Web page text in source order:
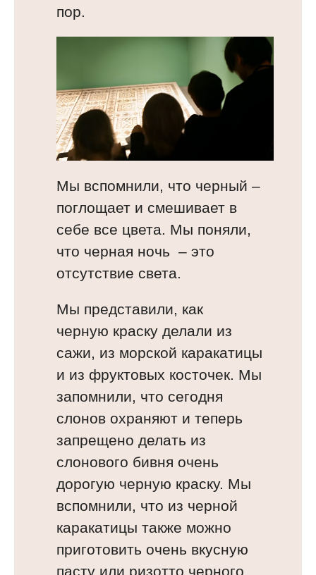
пор.
Мы вспомнили, что черный –
поглощает и смешивает в
себе все цвета. Мы поняли,
что черная ночь – это
отсутствие света.
Мы представили, как
черную краску делали из
сажи, из морской каракатицы
и из фруктовых косточек. Мы
запомнили, что сегодня
слонов охраняют и теперь
запрещено делать из
слонового бивня очень
дорогую черную краску. Мы
вспомнили, что из черной
каракатицы также можно
приготовить очень вкусную
пасту или ризотто черного